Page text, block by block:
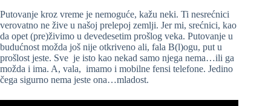
Putovanje kroz vreme je nemoguće, kažu neki. Ti nesrećnici
verovatno ne žive u našoj prelepoj zemlji. Jer mi, srećnici, kao
da opet (pre)živimo u devedesetim prošlog veka. Putovanje u
budućnost možda još nije otkriveno ali, fala B(l)ogu, put u
prošlost jeste. Sve je isto kao nekad samo njega nema…ili ga
možda i ima. A, vala, imamo i mobilne fensi telefone. Jedino
čega sigurno nema jeste ona…mladost.